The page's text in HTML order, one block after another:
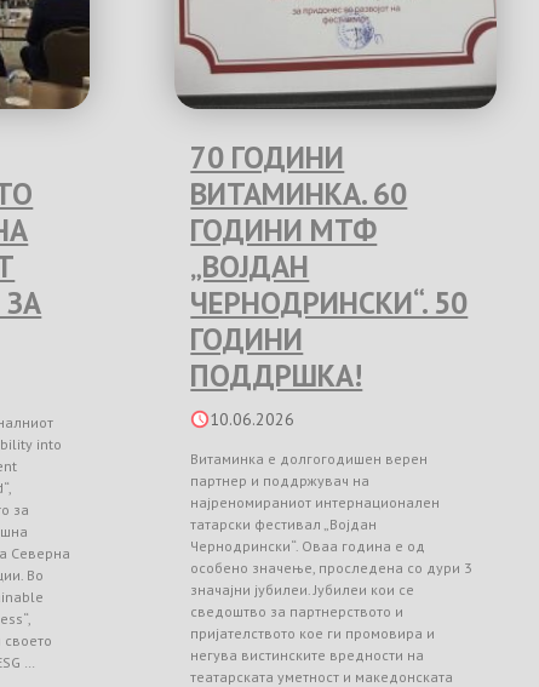
into
за
Северна
Во
своето
…
70 ГОДИНИ
ВИТАМИНКА. 60
ГОДИНИ МТФ
„ВОЈДАН
ЧЕРНОДРИНСКИ“. 50
ГОДИНИ
ПОДДРШКА!
10.06.2026
Витаминка е долгогодишен верен
партнер и поддржувач на
најреномираниот интернационален
татарски фестивал „Војдан
Чернодрински“. Оваа година е од
особено значење, проследена со дури 3
значајни јубилеи. Јубилеи кои се
сведоштво за партнерството и
пријателството кое ги промовира и
негува вистинските вредности на
театарската уметност и македонската